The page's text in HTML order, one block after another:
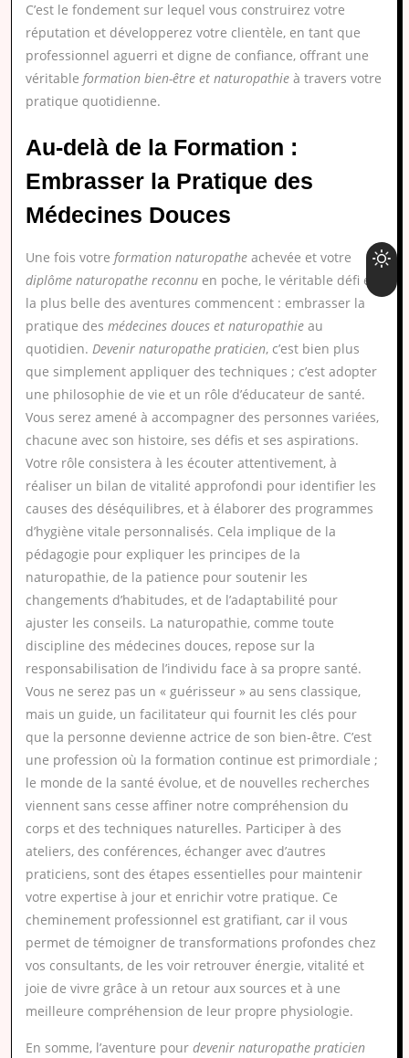
C’est le fondement sur lequel vous construirez votre
réputation et développerez votre clientèle, en tant que
professionnel aguerri et digne de confiance, offrant une
véritable formation bien-être et naturopathie à travers votre
pratique quotidienne.
Au-delà de la Formation :
Embrasser la Pratique des
Médecines Douces
Une fois votre formation naturopathe achevée et votre
diplôme naturopathe reconnu en poche, le véritable défi et
la plus belle des aventures commencent : embrasser la
pratique des médecines douces et naturopathie au
quotidien. Devenir naturopathe praticien, c’est bien plus
que simplement appliquer des techniques ; c’est adopter
une philosophie de vie et un rôle d’éducateur de santé.
Vous serez amené à accompagner des personnes variées,
chacune avec son histoire, ses défis et ses aspirations.
Votre rôle consistera à les écouter attentivement, à
réaliser un bilan de vitalité approfondi pour identifier les
causes des déséquilibres, et à élaborer des programmes
d’hygiène vitale personnalisés. Cela implique de la
pédagogie pour expliquer les principes de la
naturopathie, de la patience pour soutenir les
changements d’habitudes, et de l’adaptabilité pour
ajuster les conseils. La naturopathie, comme toute
discipline des médecines douces, repose sur la
responsabilisation de l’individu face à sa propre santé.
Vous ne serez pas un « guérisseur » au sens classique,
mais un guide, un facilitateur qui fournit les clés pour
que la personne devienne actrice de son bien-être. C’est
une profession où la formation continue est primordiale ;
le monde de la santé évolue, et de nouvelles recherches
viennent sans cesse affiner notre compréhension du
corps et des techniques naturelles. Participer à des
ateliers, des conférences, échanger avec d’autres
praticiens, sont des étapes essentielles pour maintenir
votre expertise à jour et enrichir votre pratique. Ce
cheminement professionnel est gratifiant, car il vous
permet de témoigner de transformations profondes chez
vos consultants, de les voir retrouver énergie, vitalité et
joie de vivre grâce à un retour aux sources et à une
meilleure compréhension de leur propre physiologie.
En somme, l’aventure pour devenir naturopathe praticien